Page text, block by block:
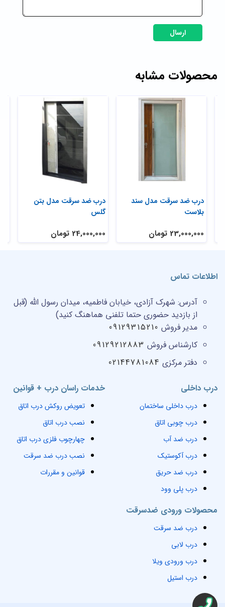
ارسال
محصولات مشابه
درب ضد سرقت مدل بتن
گلس
24,000,000 تومان
درب ضد سرقت مدل سند
بلاست
23,000,000 تومان
خدمات راسان درب + قوانین
تعویض روکش درب اتاق
نصب درب اتاق
چهارچوب فلزی درب اتاق
نصب درب ضد سرقت
قوانین و مقررات
محصولات ورودی ضدسرقت
درب ضد سرقت
درب لابی
درب ورودی ویلا
درب استیل
درب داخلی
درب داخلی ساختمان
درب چوبی اتاق
درب ضد آب
درب آکوستیک
درب ضد حریق
درب پلی وود
اطلاعات تماس
آدرس: شهرک آزادی، خیابان فاطمیه، میدان رسول الله (قبل
از بازدید حضوری حتما تلفنی هماهنگ کنید)
مدیر فروش 09129315210
کارشناس فروش 09129212883
دفتر مرکزی 02144781084